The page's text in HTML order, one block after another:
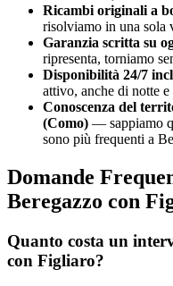
Ricambi originali a
risolviamo in una sola
Garanzia scritta su
ripresenta, torniamo
Disponibilità 24/7
attivo, anche di notte e
Conoscenza del
(Como) — sappiamo
sono più frequenti a
Domande
Beregazzo con
Quanto costa un
con Figliaro?